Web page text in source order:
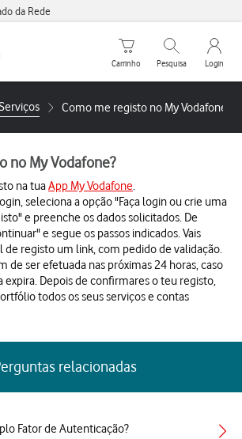
da Rede
Carrinho de compras
Carrinho
Pesquisar
Pesquisa
My
Login
Como me registo no My Vodafone?
no My Vodafone?
na tuaApp My Vodafone.
seleciona a opção "Faça login ou crie uma
e preenche os dados solicitados. De
e segue os passos indicados. Vais
registo um link, com pedido de validação.
de ser efetuada nas próximas 24 horas, caso
expira. Depois de confirmares o teu registo,
todos os seus serviços e contas
relacionadas
Fator de Autenticação?